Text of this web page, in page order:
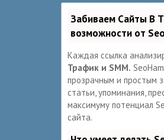
Забиваем Сайты В
возможности от
Каждая ссылка
Трафик и SMM.
прозрачным и простым
статьи, упоминания,
максимуму потенциал
сайта.